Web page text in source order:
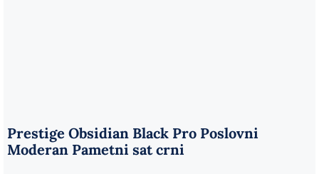
Prestige Obsidian Black Pro Poslovni
Moderan Pametni sat crni